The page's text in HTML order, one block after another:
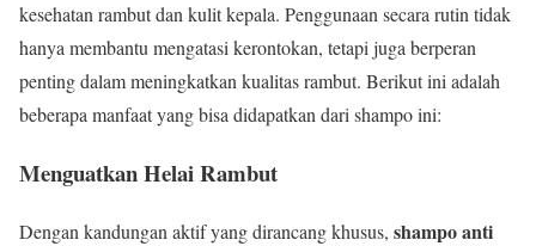
kesehatan rambut dan kulit kepala. Penggunaan secara rutin tidak
hanya membantu mengatasi kerontokan, tetapi juga berperan
penting dalam meningkatkan kualitas rambut. Berikut ini adalah
beberapa manfaat yang bisa didapatkan dari shampo ini:
Menguatkan Helai Rambut
Dengan kandungan aktif yang dirancang khusus, shampo anti